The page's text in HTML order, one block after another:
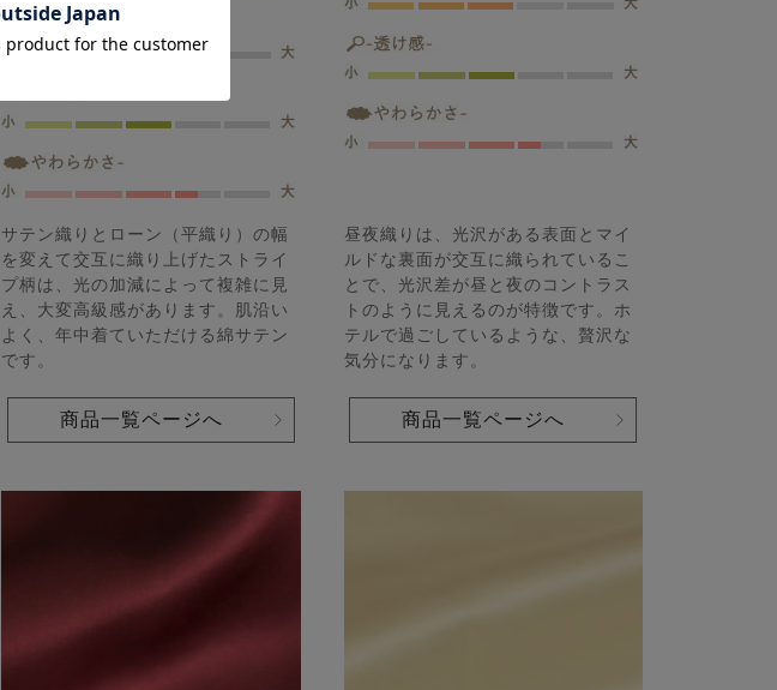
サテン織りとローン（平織り）の幅
を変えて交互に織り上げたストライ
プ柄は、光の加減によって複雑に見
え、大変高級感があります。肌沿い
よく、年中着ていただける綿サテン
です。
商品一覧ページへ
昼夜織りは、光沢がある表面とマイ
ルドな裏面が交互に織られているこ
とで、光沢差が昼と夜のコントラス
トのように見えるのが特徴です。ホ
テルで過ごしているような、贅沢な
気分になります。
商品一覧ページへ